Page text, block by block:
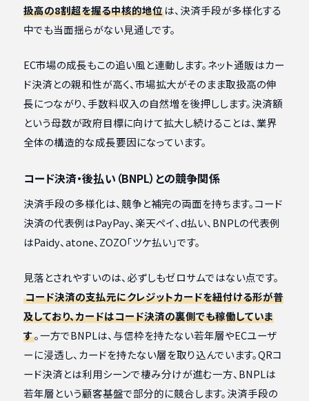
扱高の8割超を握る中核的地位は、決済手段が多様化する
中でも当面揺らがない見通しです。
EC市場の成長もこの追い風と連動します。ネット通販はカー
ド決済との親和性が高く、市場拡大がそのまま取扱高の伸
長につながり、手数料収入の自然増を後押しします。決済額
という母数が政府目標に向けて拡大し続けることは、業界
全体の構造的な成長要因になっています。
コード決済・後払い（BNPL）との競争関係
決済手段の多様化は、競争と補完の両面を持ちます。コード
決済の代表例はPayPay、楽天ペイ、d払い、BNPLの代表例
はPaidy、atone、ZOZO「ツケ払い」です。
見落とされやすいのは、必ずしもゼロサムではない点です。
コード決済の支払元にクレジットカードを紐付ける形が普
及しており、カードはコード決済の裏側でも稼働していま
す。一方でBNPLは、与信枠を持たない若年層やECユーザ
ーに浸透し、カードを持たない層を取り込んでいます。QRコ
ード決済とは利用シーンで棲み分けが進む一方、BNPLは
若年層という顧客基盤で部分的に競合します。決済手段の